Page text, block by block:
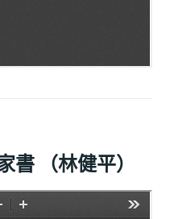
書 （林健平）